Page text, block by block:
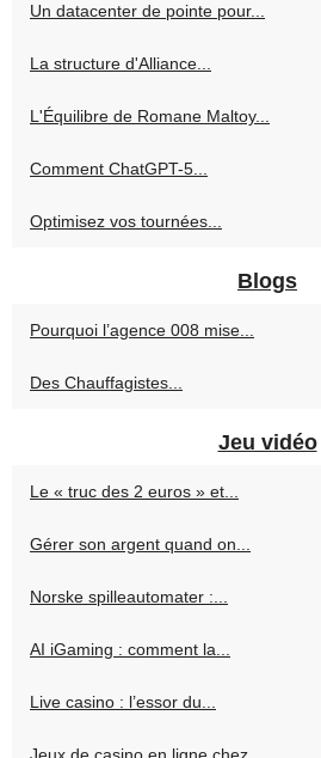
Un datacenter de pointe pour...
La structure d'Alliance...
L'Équilibre de Romane Maltoy...
Comment ChatGPT-5...
Optimisez vos tournées...
Blogs
Pourquoi l’agence 008 mise...
Des Chauffagistes...
Jeu vidéo
Le « truc des 2 euros » et...
Gérer son argent quand on...
Norske spilleautomater :...
AI iGaming : comment la...
Live casino : l’essor du...